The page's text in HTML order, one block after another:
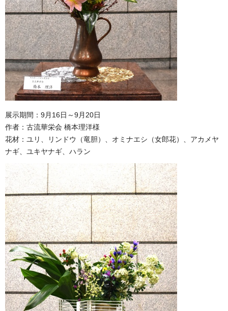
展示期間：9月16日～9月20日
作者：古流華栄会 橋本理洋様
花材：ユリ、リンドウ（竜胆）、オミナエシ（女郎花）、アカメヤ
ナギ、ユキヤナギ、ハラン